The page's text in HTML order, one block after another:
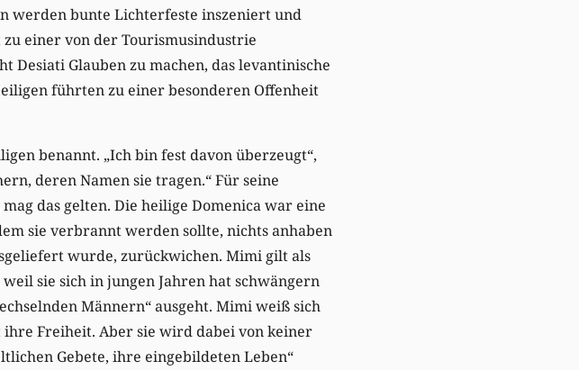
werden bunte Lichterfeste inszeniert und
einer von der Tourismusindustrie
Desiati Glauben zu machen, das levantinische
führten zu einer besonderen Offenheit
benannt. „Ich bin fest davon überzeugt“,
deren Namen sie tragen.“ Für seine
das gelten. Die heilige Domenica war eine
sie verbrannt werden sollte, nichts anhaben
wurde, zurückwichen. Mimi gilt als
sie sich in jungen Jahren hat schwängern
Männern“ ausgeht. Mimi weiß sich
Freiheit. Aber sie wird dabei von keiner
Gebete, ihre eingebildeten Leben“